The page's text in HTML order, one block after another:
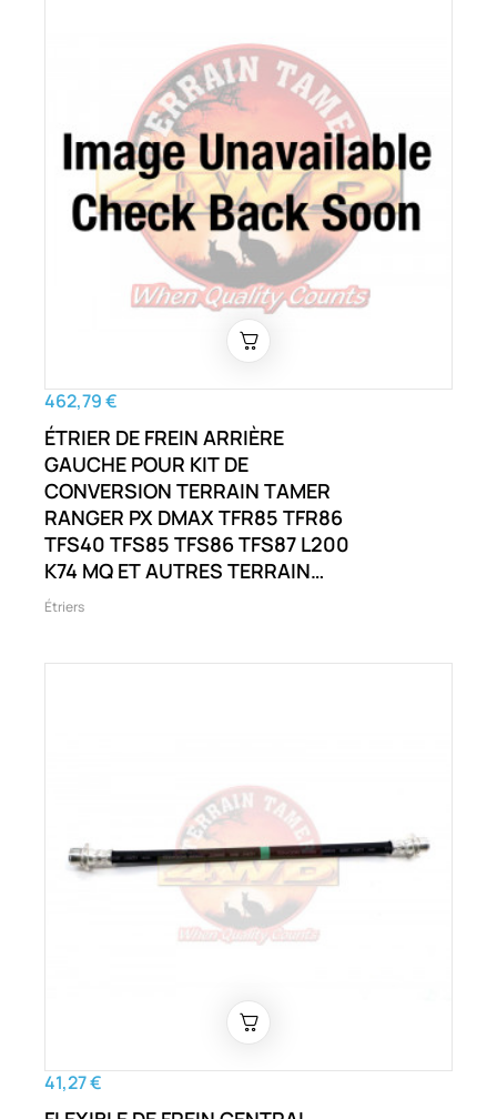
462,79 €
ÉTRIER DE FREIN ARRIÈRE
GAUCHE POUR KIT DE
CONVERSION TERRAIN TAMER
RANGER PX DMAX TFR85 TFR86
TFS40 TFS85 TFS86 TFS87 L200
K74 MQ ET AUTRES TERRAIN
TAMER RANGER PX D-MAX
Étriers
41,27 €